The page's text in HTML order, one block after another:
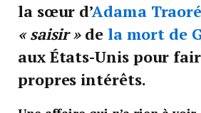
la sœur d’Adama Traoré
« saisir »de la mort de
aux États-Unis pour
propres intérêts.